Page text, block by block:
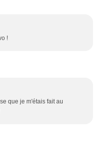
!
que je m'étais fait au